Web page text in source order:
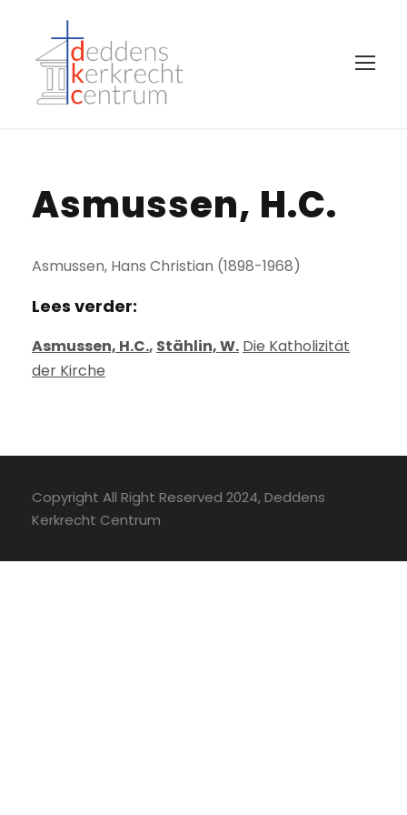
Asmussen, H.C.
Asmussen, Hans Christian (1898-1968)
Lees verder:
Asmussen, H.C., Stählin, W. Die Katholizität
der Kirche
Copyright All Right Reserved 2024, Deddens
Kerkrecht Centrum